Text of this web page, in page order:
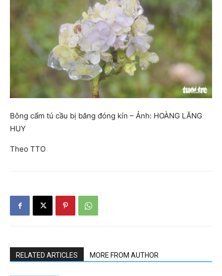
Bông cẩm tú cầu bị băng đóng kín – Ảnh: HOÀNG LĂNG
HUY
Theo TTO
RELATED ARTICLES MORE FROM AUTHOR